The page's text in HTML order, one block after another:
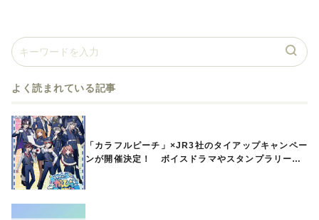
よく読まれている記事
「カラフルピーチ」×JR3社のタイアップキャンペー
ンが開催決定！ ボイスドラマやスタンプラリー、